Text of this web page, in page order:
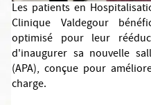
Les patients en
Clinique Valdegour
optimisé pour leur
d'inaugurer sa nouvelle
(APA), conçue pour
charge.